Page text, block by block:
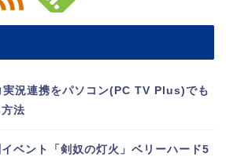
況連携をパソコン(PC TV Plus)でも
法
イベント「剣奴の灯火」ベリーハード5